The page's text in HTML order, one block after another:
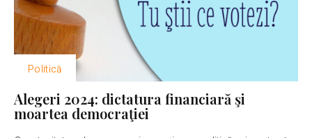
Politică
Alegeri 2024: dictatura financiară şi
moartea democraţiei